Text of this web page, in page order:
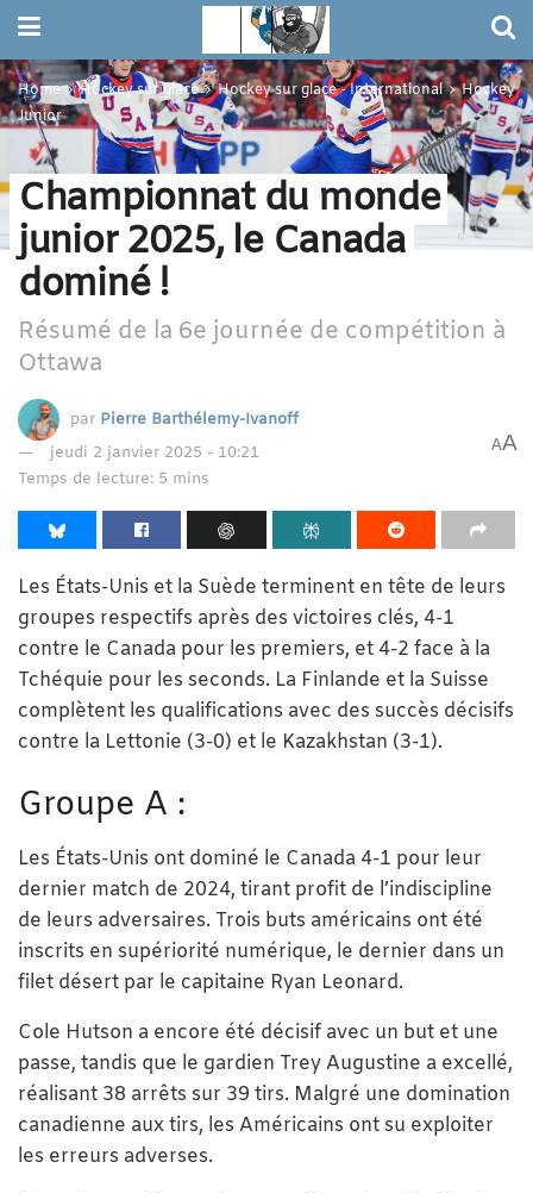
Home Hockey sur glace Hockey sur glace - International
Hockey
Junior
Championnat du monde
junior 2025, le Canada
dominé !
Résumé de la 6e journée de compétition à
Ottawa
par Pierre Barthélemy-Ivanoff
jeudi 2 janvier 2025 - 10:21
Temps de lecture: 5 mins
AA
Les États-Unis et la Suède terminent en tête de leurs
groupes respectifs après des victoires clés, 4-1
contre le Canada pour les premiers, et 4-2 face à la
Tchéquie pour les seconds. La Finlande et la Suisse
complètent les qualifications avec des succès décisifs
contre la Lettonie (3-0) et le Kazakhstan (3-1).
Groupe A :
Les États-Unis ont dominé le Canada 4-1 pour leur
dernier match de 2024, tirant profit de l’indiscipline
de leurs adversaires. Trois buts américains ont été
inscrits en supériorité numérique, le dernier dans un
filet désert par le capitaine Ryan Leonard.
Cole Hutson a encore été décisif avec un but et une
passe, tandis que le gardien Trey Augustine a excellé,
réalisant 38 arrêts sur 39 tirs. Malgré une domination
canadienne aux tirs, les Américains ont su exploiter
les erreurs adverses.